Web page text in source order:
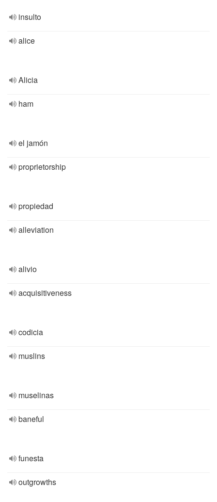
insulto
alice
Alicia
ham
el jamón
proprietorship
propiedad
alleviation
alivio
acquisitiveness
codicia
muslins
muselinas
baneful
funesta
outgrowths